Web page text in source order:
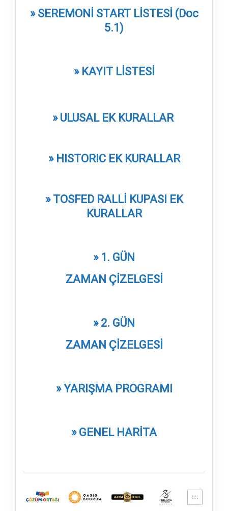
» SEREMONİ START LİSTESİ (Doc
5.1)
» KAYIT LİSTESİ
» ULUSAL EK KURALLAR
» HISTORIC EK KURALLAR
» TOSFED RALLİ KUPASI EK
KURALLAR
» 1. GÜN
ZAMAN ÇİZELGESİ
» 2. GÜN
ZAMAN ÇİZELGESİ
» YARIŞMA PROGRAMI
» GENEL HARİTA